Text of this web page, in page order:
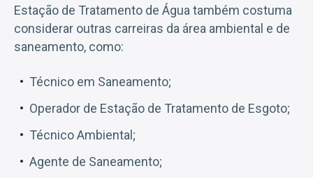
Estação de Tratamento de Água também costuma
considerar outras carreiras da área ambiental e de
saneamento, como:
Técnico em Saneamento;
Operador de Estação de Tratamento de Esgoto;
Técnico Ambiental;
Agente de Saneamento;